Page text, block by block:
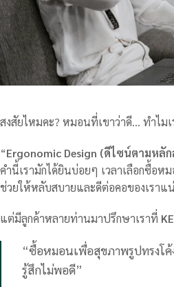
สงสัยไหมคะ? หมอนที่เขาว่าดี… ทำไม
“Ergonomic Design (ดีไซน์ตามหลั
คำนี้เรามักได้ยินบ่อยๆ เวลาเลือกซื้อห
ช่วยให้หลับสบายและดีต่อคอของเราแ
แต่มีลูกค้าหลายท่านมาปรึกษาเราที่
“ซื้อหมอนเพื่อสุขภาพรูปทรงโ
รู้สึกไม่พอดี”